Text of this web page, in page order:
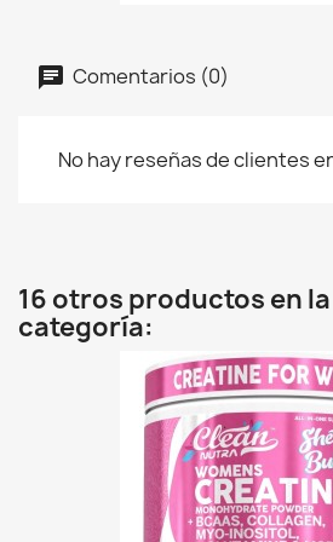
Comentarios (0)
No hay reseñas de clientes
16 otros productos en
categoría: